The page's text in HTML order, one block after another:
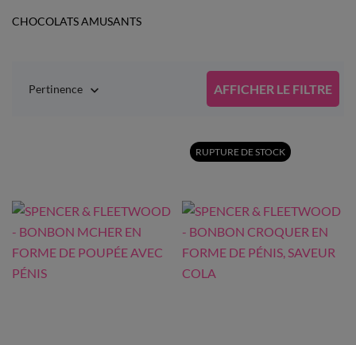
CHOCOLATS AMUSANTS
Pertinence  AFFICHER LE FILTRE
RUPTURE DE STOCK